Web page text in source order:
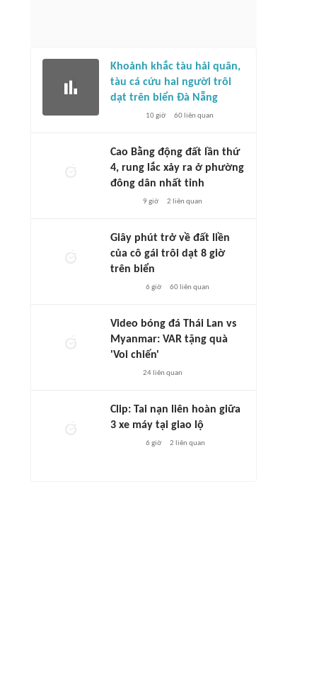
Khoảnh khắc tàu hải quân,
tàu cá cứu hai người trôi
dạt trên biển Đà Nẵng
10 giờ 60liên quan
Cao Bằng động đất lần thứ
4, rung lắc xảy ra ở phường
đông dân nhất tỉnh
9 giờ 2 liên quan
Giây phút trở về đất liền
của cô gái trôi dạt 8 giờ
trên biển
6 giờ 60liên quan
Video bóng đá Thái Lan vs
Myanmar: VAR tặng quà
'Voi chiến'
24liên quan
Clip: Tai nạn liên hoàn giữa
3 xe máy tại giao lộ
6 giờ 2 liên quan